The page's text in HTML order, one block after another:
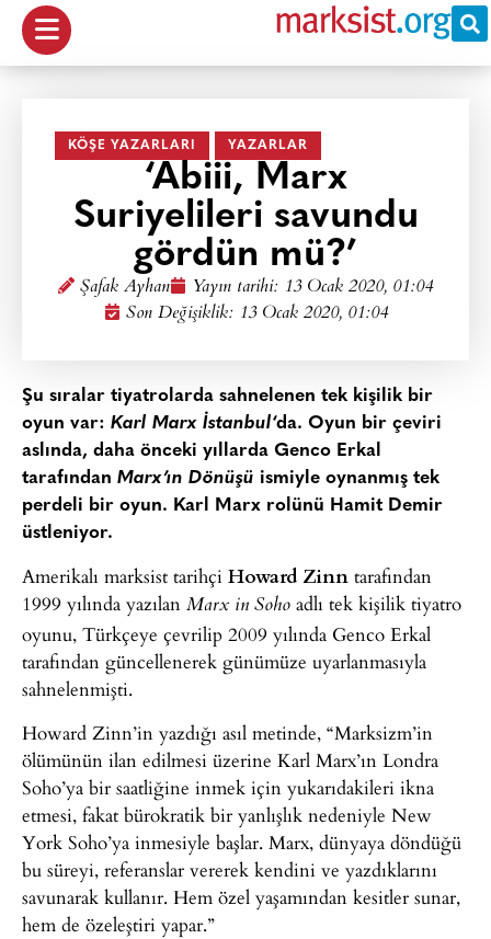
KÖŞE YAZARLARI YAZARLAR
‘Abiii, Marx
Suriyelileri savundu
gördün mü?’
Şafak Ayhan Yayın tarihi: 13 Ocak 2020, 01:04
Son Değişiklik: 13 Ocak 2020, 01:04
Şu sıralar tiyatrolarda sahnelenen tek kişilik bir
oyun var: Karl Marx İstanbul‘da. Oyun bir çeviri
aslında, daha önceki yıllarda Genco Erkal
tarafından Marx’ın Dönüşü ismiyle oynanmış tek
perdeli bir oyun. Karl Marx rolünü Hamit Demir
üstleniyor.
Amerikalı marksist tarihçi Howard Zinn tarafından
1999 yılında yazılan Marx in Soho adlı tek kişilik tiyatro
oyunu, Türkçeye çevrilip 2009 yılında Genco Erkal
tarafından güncellenerek günümüze uyarlanmasıyla
sahnelenmişti.
Howard Zinn’in yazdığı asıl metinde, “Marksizm’in
ölümünün ilan edilmesi üzerine Karl Marx’ın Londra
Soho’ya bir saatliğine inmek için yukarıdakileri ikna
etmesi, fakat bürokratik bir yanlışlık nedeniyle New
York Soho’ya inmesiyle başlar. Marx, dünyaya döndüğü
bu süreyi, referanslar vererek kendini ve yazdıklarını
savunarak kullanır. Hem özel yaşamından kesitler sunar,
hem de özeleştiri yapar.”